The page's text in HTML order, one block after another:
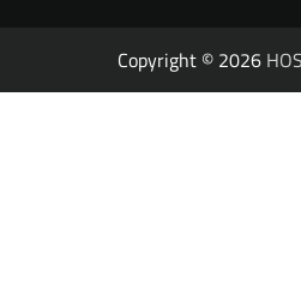
Copyright © 2026